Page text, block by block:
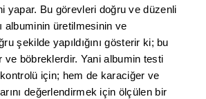
yapar. Bu görevleri doğru ve düzenli
albuminin üretilmesinin ve
şekilde yapıldığını gösterir ki; bu
ve böbreklerdir. Yani albumin testi
için; hem de karaciğer ve
değerlendirmek için ölçülen bir